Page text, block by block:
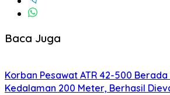
Baca Juga
Korban Pesawat ATR 42-500
Kedalaman 200 Meter, Berhasil